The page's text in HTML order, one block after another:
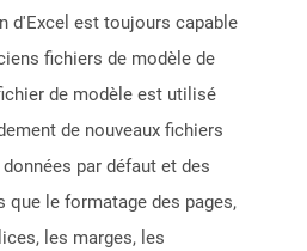
d'Excel est toujours capable
fichiers de modèle de
de modèle est utilisé
de nouveaux fichiers
par défaut et des
que le formatage des pages,
les marges, les